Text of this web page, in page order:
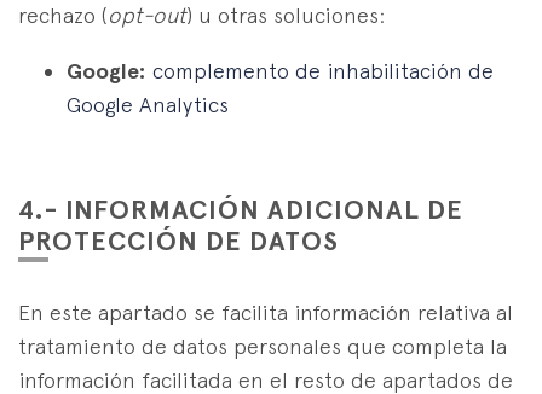
rechazo (opt-out) u otras soluciones:
Google: complemento de inhabilitación de
Google Analytics
4.- INFORMACIÓN ADICIONAL DE
PROTECCIÓN DE DATOS
En este apartado se facilita información relativa al
tratamiento de datos personales que completa la
información facilitada en el resto de apartados de